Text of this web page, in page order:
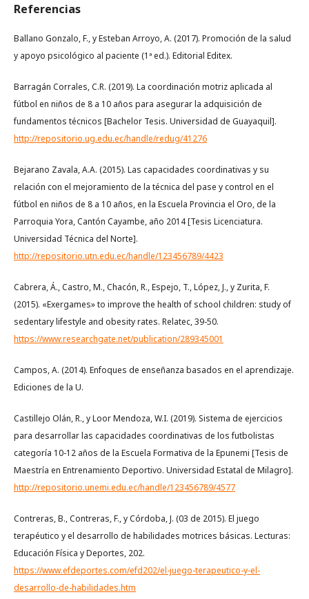
Referencias
Ballano Gonzalo, F., y Esteban Arroyo, A. (2017). Promoción de la salud
y apoyo psicológico al paciente (1ª ed.). Editorial Editex.
Barragán Corrales, C.R. (2019). La coordinación motriz aplicada al
fútbol en niños de 8 a 10 años para asegurar la adquisición de
fundamentos técnicos [Bachelor Tesis. Universidad de Guayaquil].
http://repositorio.ug.edu.ec/handle/redug/41276
Bejarano Zavala, A.A. (2015). Las capacidades coordinativas y su
relación con el mejoramiento de la técnica del pase y control en el
fútbol en niños de 8 a 10 años, en la Escuela Provincia el Oro, de la
Parroquia Yora, Cantón Cayambe, año 2014 [Tesis Licenciatura.
Universidad Técnica del Norte].
http://repositorio.utn.edu.ec/handle/123456789/4423
Cabrera, Á., Castro, M., Chacón, R., Espejo, T., López, J., y Zurita, F.
(2015). «Exergames» to improve the health of school children: study of
sedentary lifestyle and obesity rates. Relatec, 39-50.
https://www.researchgate.net/publication/289345001
Campos, A. (2014). Enfoques de enseñanza basados en el aprendizaje.
Ediciones de la U.
Castillejo Olán, R., y Loor Mendoza, W.I. (2019). Sistema de ejercicios
para desarrollar las capacidades coordinativas de los futbolistas
categoría 10-12 años de la Escuela Formativa de la Epunemi [Tesis de
Maestría en Entrenamiento Deportivo. Universidad Estatal de Milagro].
http://repositorio.unemi.edu.ec/handle/123456789/4577
Contreras, B., Contreras, F., y Córdoba, J. (03 de 2015). El juego
terapéutico y el desarrollo de habilidades motrices básicas. Lecturas:
Educación Física y Deportes, 202.
https://www.efdeportes.com/efd202/el-juego-terapeutico-y-el-
desarrollo-de-habilidades.htm